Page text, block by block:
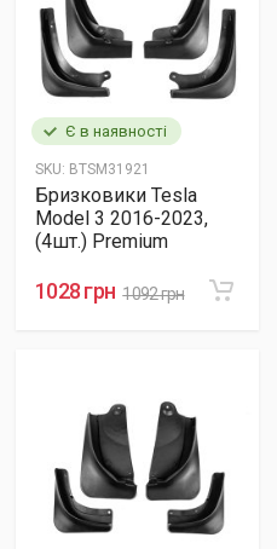
Є в наявності
SKU: BTSM31921
Бризковики Tesla
Model 3 2016-2023,
(4шт.) Premium
1028 грн 1092 грн